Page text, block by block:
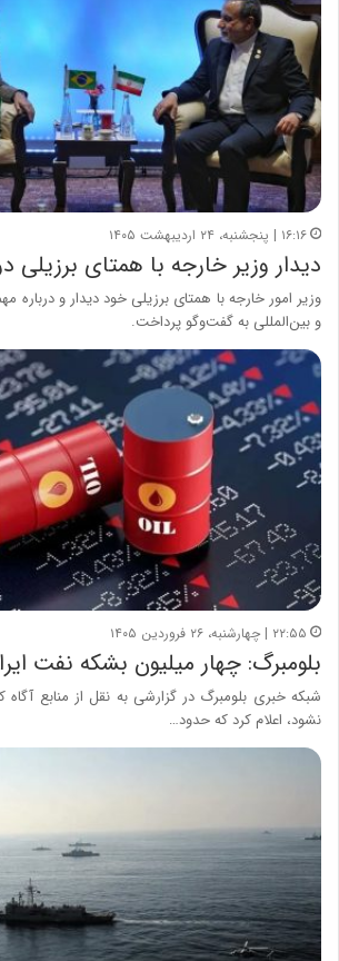
۱۶:۱۶ | پنجشنبه، ۲۴ اردیبهشت ۱۴۰۵
دیدار وزیر خارجه با همتای برزیلی
وزیر امور خارجه با همتای برزیلی خود دیدار و درباره
و بین‌المللی به گفت‌وگو پرداخت.
۲۲:۵۵ | چهارشنبه، ۲۶ فروردین ۱۴۰۵
بلومبرگ: چهار میلیون بشکه نفت
شبکه خبری بلومبرگ در گزارشی به نقل از منابع آگاه
نشود، اعلام کرد که حدود…